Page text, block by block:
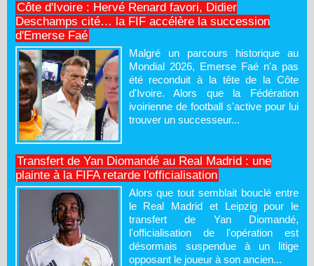
Côte d'Ivoire : Hervé Renard favori, Didier
Deschamps cité… la FIF accélère la succession
d'Emerse Faé
Malgré un parcours historique au
Mondial 2026, Emerse Faé n'a pas
été reconduit à la tête de la Côte
d'Ivoire. Alors que la Fédération
ivoirienne de football s'active pour lui
trouver un successeur...
Transfert de Yan Diomandé au Real Madrid : une
plainte à la FIFA retarde l'officialisation
Alors que tout semblait bouclé entre
le Real Madrid et Leipzig pour le
transfert de Yan Diomandé,
l'officialisation de l'opération est
désormais suspendue à un litige
opposant le joueur à son ancien...